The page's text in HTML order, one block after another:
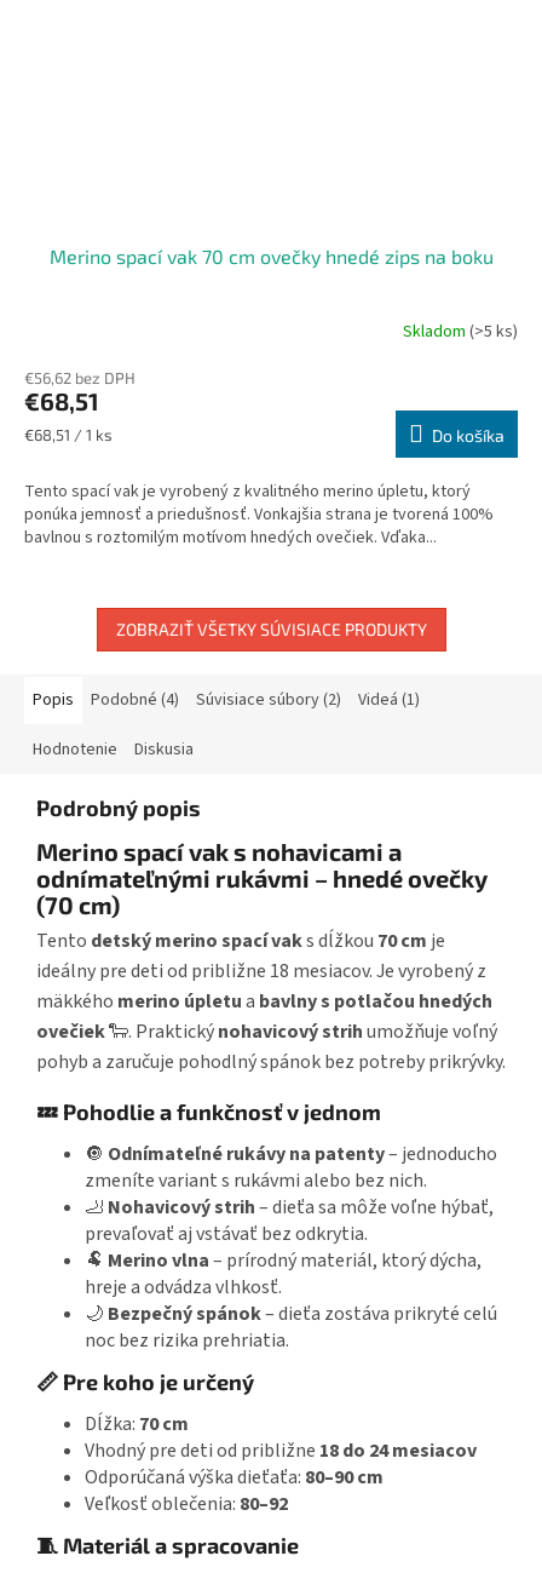
Merino spací vak 70 cm ovečky hnedé zips na boku
Skladom (>5 ks)
€56,62 bez DPH
€68,51
Jednotková
€68,51 / 1 ks Do košíka
Tento spací vak je vyrobený z kvalitného merino úpletu, ktorý
ponúka jemnosť a priedušnosť. Vonkajšia strana je tvorená 100%
bavlnou s roztomilým motívom hnedých ovečiek. Vďaka...
ZOBRAZIŤ VŠETKY SÚVISIACE PRODUKTY
Popis Podobné (4) Súvisiace súbory (2) Videá (1)
Hodnotenie Diskusia
Podrobný popis
Merino spací vak s nohavicami a
odnímateľnými rukávmi – hnedé ovečky
(70 cm)
Tento detský merino spací vaks dĺžkou 70 cm je
ideálny pre deti od približne 18 mesiacov. Je vyrobený z
mäkkého merino úpletua bavlny s potlačou hnedých
ovečiek🐑. Praktickýnohavicový strihumožňuje voľný
pohyb a zaručuje pohodlný spánok bez potreby prikrývky.
💤 Pohodlie a funkčnosť v jednom
🔘 Odnímateľné rukávy na patenty– jednoducho
zmeníte variant s rukávmi alebo bez nich.
🦶 Nohavicový strih– dieťa sa môže voľne hýbať,
prevaľovať aj vstávať bez odkrytia.
🐏 Merino vlna– prírodný materiál, ktorý dýcha,
hreje a odvádza vlhkosť.
🌙 Bezpečný spánok– dieťa zostáva prikryté celú
noc bez rizika prehriatia.
📏 Pre koho je určený
Dĺžka: 70 cm
Vhodný pre deti od približne 18 do 24 mesiacov
Odporúčaná výška dieťaťa: 80–90 cm
Veľkosť oblečenia: 80–92
🧵 Materiál a spracovanie